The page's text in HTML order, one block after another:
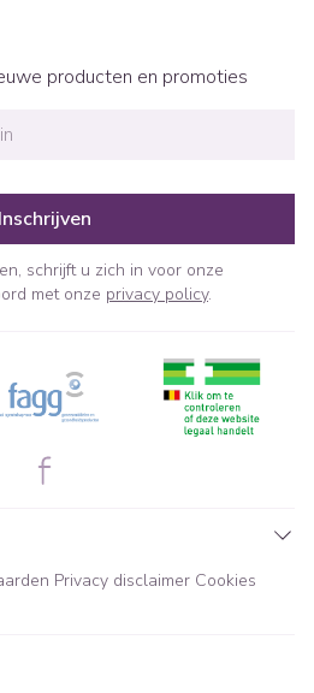
producten en promoties
Inschrijven
schrijft u zich in voor onze
met onze privacy policy.
Privacy disclaimer Cookies